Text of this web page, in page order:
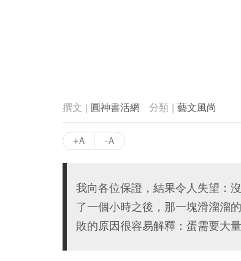
圓神書活網 藝文風尚
+A -A
我向各位保證，結果令人失望：
了一個小時之後，那一塊滑溜溜
敗的原因很容易解釋：蛋需要大